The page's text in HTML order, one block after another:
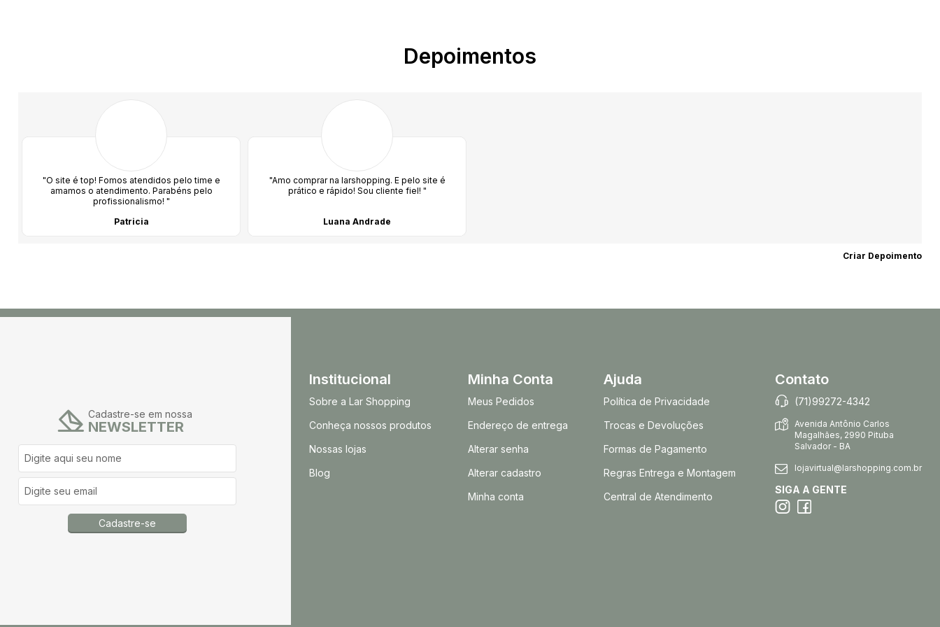
Depoimentos
"O site é top! Fomos atendidos pelo time e
amamos o atendimento. Parabéns pelo
profissionalismo! "
Patricia
"Amo comprar na larshopping. E pelo site é
prático e rápido! Sou cliente fiel! "
Luana Andrade
Criar Depoimento
Cadastre-se em nossa
NEWSLETTER
Cadastre-se
Institucional
Sobre a Lar Shopping
Conheça nossos produtos
Nossas lojas
Blog
Minha Conta
Meus Pedidos
Endereço de entrega
Alterar senha
Alterar cadastro
Minha conta
Ajuda
Política de Privacidade
Trocas e Devoluções
Formas de Pagamento
Regras Entrega e Montagem
Central de Atendimento
Contato
(71)99272-4342
Avenida Antônio Carlos
Magalhães, 2990 Pituba
Salvador - BA
lojavirtual@larshopping.com.br
SIGA A GENTE